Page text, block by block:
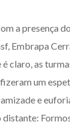
a presença
Embrapa
claro, as
um
e